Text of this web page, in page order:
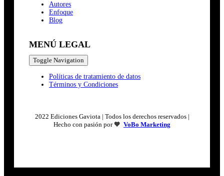
Autores
Enfoque
Blog
MENÚ LEGAL
Toggle Navigation
Políticas de tratamiento de datos
Términos y Condiciones
2022 Ediciones Gaviota | Todos los derechos reservados |
Hecho con pasión por 🧡 VoBo Marketing